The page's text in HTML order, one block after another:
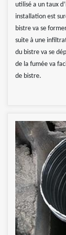
utilisé a un taux
installation est
bistre va se
suite à une
du bistre va se
de la fumée va
de bistre.